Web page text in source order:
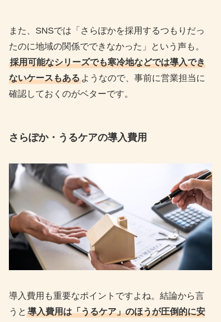
また、SNSでは「さらぽかを採用するつもりだっ
たのに地域の関係でできなかった」という声も。
採用可能なシリーズでも寒冷地などでは導入でき
ないケースもあるようなので、事前に営業担当に
確認しておくのがベターです。
さらぽか・うるケアの導入費用
導入費用も重要なポイントですよね。結論から言
うと 導入費用は「うるケア」のほうが圧倒的に安